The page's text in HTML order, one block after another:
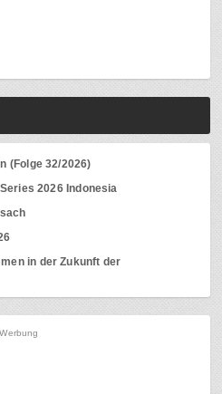
(Folge 32/2026)
2026 Indonesia
in der Zukunft der
Werbung